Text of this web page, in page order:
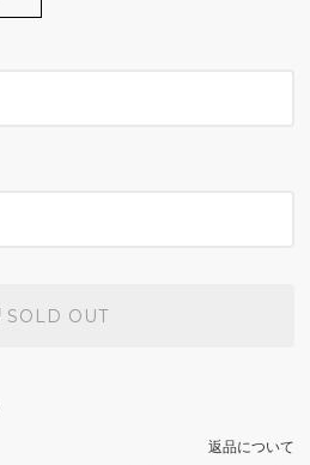
SOLD OUT
返品について